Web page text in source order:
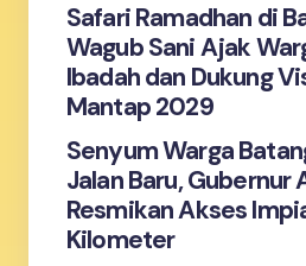
Submit
Safari Ramadhan di
Wagub Sani Ajak
Ibadah dan Dukung
Mantap 2029
Senyum Warga
Jalan Baru, Gubernur
Resmikan Akses
Kilometer